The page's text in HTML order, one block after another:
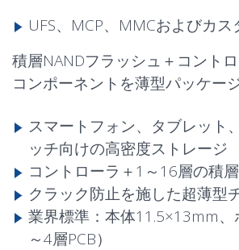
UFS、MCP、MMCおよびカス
積層NANDフラッシュ＋コント
コンポーネントを薄型パッケー
スマートフォン、タブレット
ッチ向けの高密度ストレージ
コントローラ＋1～16層の積
クラック防止を施した超薄型
業界標準：本体11.5×13mm
～4層PCB）